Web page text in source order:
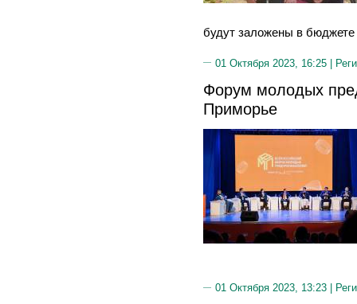
будут заложены в бюджете
01 Октября 2023, 16:25 |
Форум молодых
Приморье
01 Октября 2023, 13:23 |